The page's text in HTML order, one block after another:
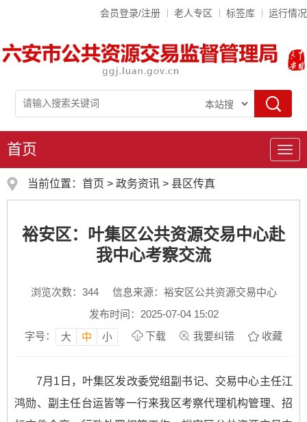
会员登录/注册 老人专区 标签库 运行情况
导
首页
当前位置： 首页 > 政务资讯 > 县区传真
裕安区：叶集区公共资源交易中心赴
我中心考察交流
浏览次数： 344
信息来源：裕安区公共资源交易中心
发布时间：2025-07-04 15:02
字号：
大 中 小 下载 我要纠错 收藏
7月1日，叶集区发改委党组副书记、交易中心主任江
鸿勋、副主任台运皆等一行来我区考察代理机构管理、招